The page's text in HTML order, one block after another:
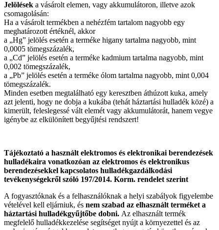
Jelölések a vásárolt elemen, vagy akkumulátoron, illetve azok
csomagolásán:
Ha a vásárolt termékben a nehézfém tartalom nagyobb egy
meghatározott értéknél, akkor
a „Hg” jelölés esetén a terméke higany tartalma nagyobb, mint
0,0005 tömegszázalék,
a „Cd” jelölés esetén a terméke kadmium tartalma nagyobb, mint
0,002 tömegszázalék,
a „Pb” jelölés esetén a terméke ólom tartalma nagyobb, mint 0,004
tömegszázalék.
Minden esetben megtalálható egy keresztben áthúzott kuka, amely
azt jelenti, hogy ne dobja a kukába (tehát háztartási hulladék közé) a
kimerült, feleslegessé vált elemét vagy akkumulátorát, hanem vegye
igénybe az elkülönített begyűjtési rendszert!
Tájékoztató a használt elektromos és elektronikai berendezések
hulladékaira vonatkozóan az elektromos és elektronikus
berendezésekkel kapcsolatos hulladékgazdálkodási
tevékenységekről szóló 197/2014. Korm. rendelet szerint
A fogyasztóknak és a felhasználóknak a helyi szabályok figyelembe
vételével kell eljárniuk, és nem szabad az elhasznált terméket a
háztartási hulladékgyűjtőbe dobni. Az elhasznált termék
megfelelő hulladékkezelése segítséget nyújt a környezettel és az